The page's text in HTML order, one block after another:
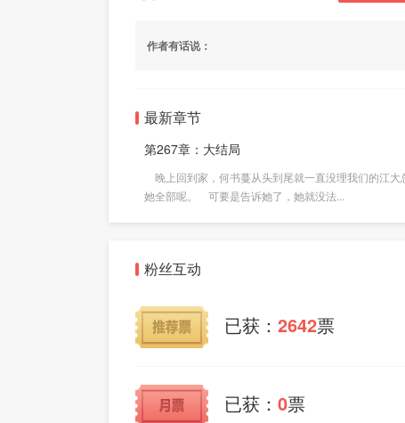
作者有话说：
最新章节
第267章：大结局
晚上回到家，何书蔓从头到尾就一直没理我们的江
她全部呢。 可要是告诉她了，她就没法...
粉丝互动
已获： 2642票
已获： 0票